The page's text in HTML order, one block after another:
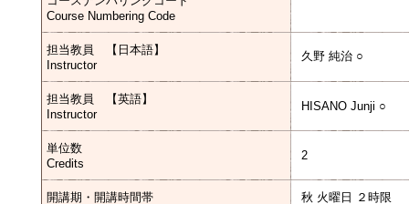
Course Numbering Code
担当教員 【日本語】
Instructor
久野 純治 ○
担当教員 【英語】
Instructor
HISANO Junji ○
単位数
Credits
2
開講期・開講時間帯
秋 火曜日 ２時限